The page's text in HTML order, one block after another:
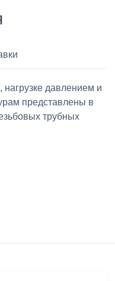
нагрузке давлением и
представлены в
трубных